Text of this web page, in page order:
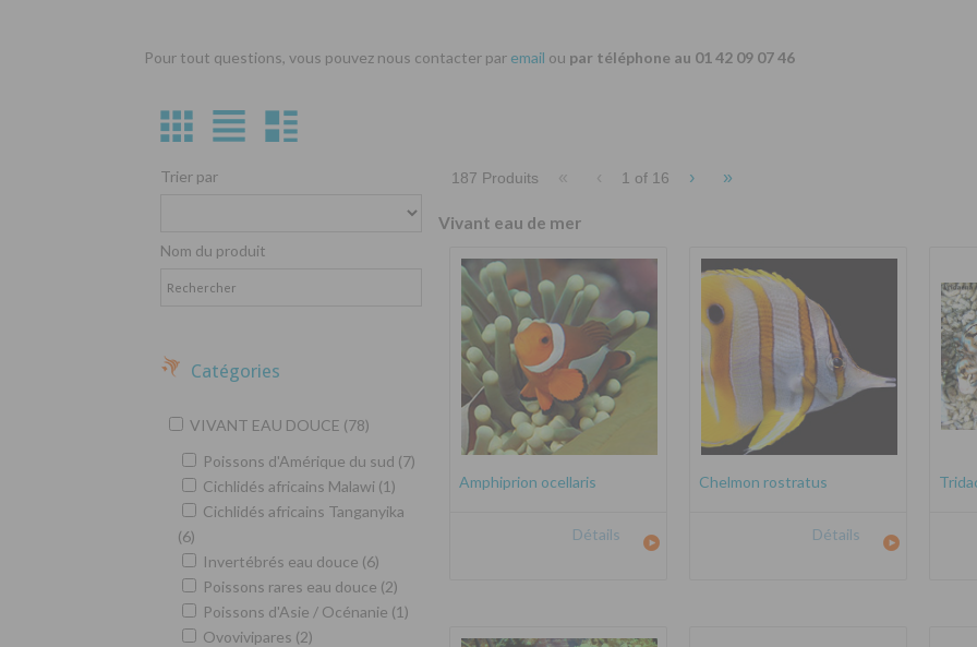
Pour tout questions, vous pouvez nous contacter par email ou par téléphone au 01 42 09 07 46
Trier par
Nom du produit
Catégories
VIVANT EAU DOUCE (78)
Poissons d'Amérique du sud (7)
Cichlidés africains Malawi (1)
Cichlidés africains Tanganyika
(6)
Invertébrés eau douce (6)
Poissons rares eau douce (2)
Poissons d'Asie / Océnanie (1)
Ovovivipares (2)
187 Produits « ‹ 1 of 16 › »
Vivant eau de mer
Amphiprion ocellaris
Détails
Chelmon rostratus
Détails